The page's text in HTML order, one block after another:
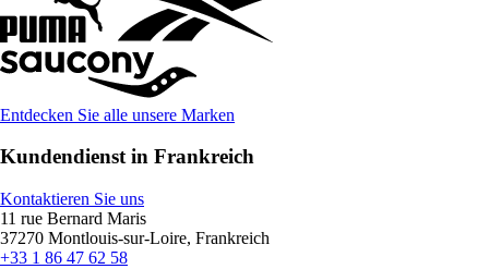
Entdecken Sie alle unsere Marken
Kundendienst in Frankreich
Kontaktieren Sie uns
11 rue Bernard Maris
37270 Montlouis-sur-Loire, Frankreich
+33 1 86 47 62 58